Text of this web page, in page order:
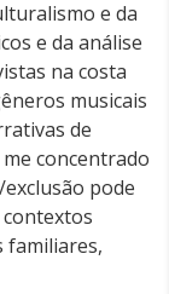
e da
e da análise
na costa
musicais
de
concentrado
pode
familiares,